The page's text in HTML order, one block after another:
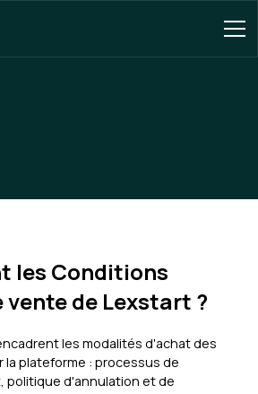
les Conditions
vente de Lexstart ?
les modalités d'achat des
la plateforme : processus de
politique d'annulation et de